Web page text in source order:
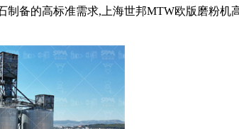
制备的高标准需求,上海世邦MTW欧版磨粉